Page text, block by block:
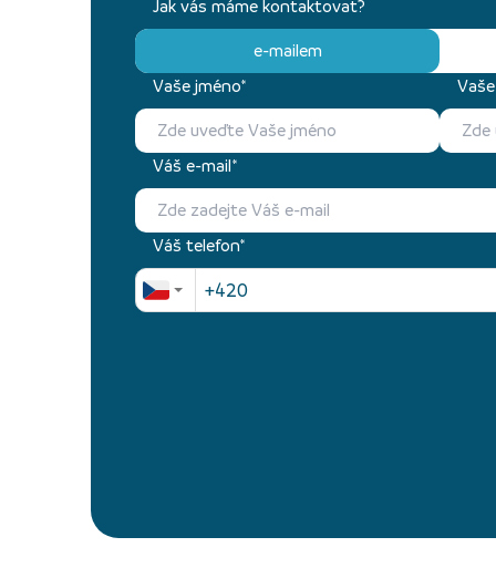
Jak vás máme kontaktovat?
e-mailem
Vaše jméno*
Váš e-mail*
Váš telefon*